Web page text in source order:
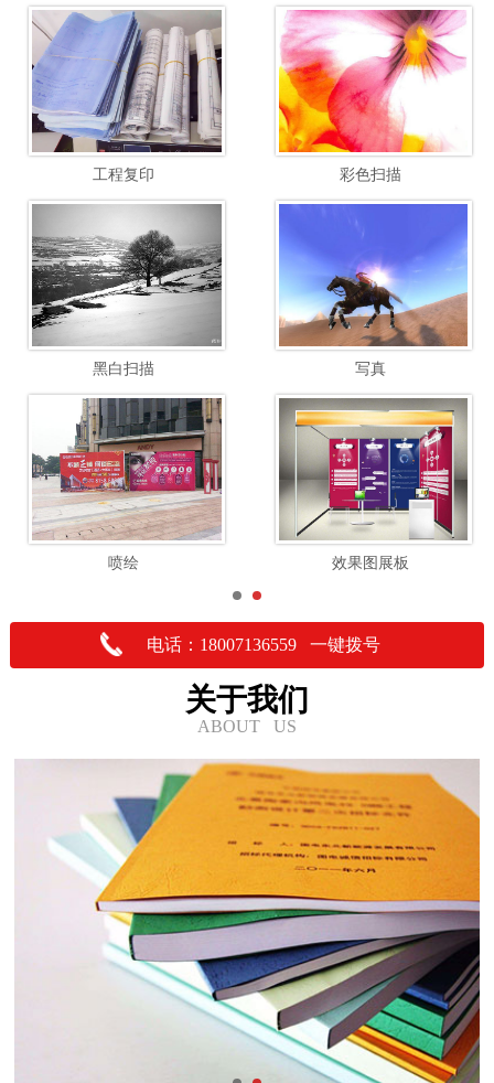
工程复印 彩色扫描
黑白扫描 写真
喷绘 效果图展板
电话：18007136559 一键拨号
关于我们
ABOUT US